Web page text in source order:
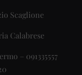
Scaglione
Calabrese
– 091335557